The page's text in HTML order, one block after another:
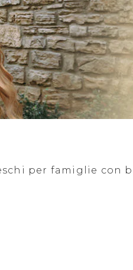
per famiglie con